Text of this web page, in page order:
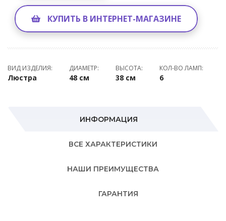
КУПИТЬ В ИНТЕРНЕТ-МАГАЗИНЕ
ВИД ИЗДЕЛИЯ:
Люстра
ДИАМЕТР:
48 см
ВЫСОТА:
38 см
КОЛ-ВО ЛАМП:
6
ИНФОРМАЦИЯ
ВСЕ ХАРАКТЕРИСТИКИ
НАШИ ПРЕИМУЩЕСТВА
ГАРАНТИЯ